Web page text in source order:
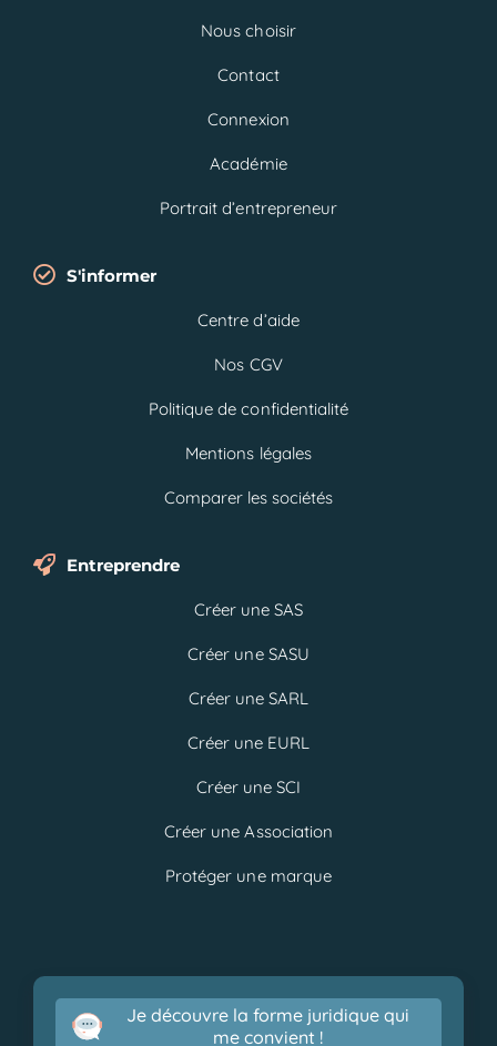
Nous choisir
Contact
Connexion
Académie
Portrait d’entrepreneur
S'informer
Centre d’aide
Nos CGV
Politique de confidentialité
Mentions légales
Comparer les sociétés
Entreprendre
Créer une SAS
Créer une SASU
Créer une SARL
Créer une EURL
Créer une SCI
Créer une Association
Protéger une marque
Je découvre la forme juridique qui
me convient !